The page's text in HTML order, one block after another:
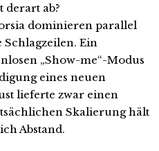
ab?
dominieren parallel
Ein
„Show-me“-Modus
eines neuen
lieferte zwar einen
Skalierung hält
Abstand.